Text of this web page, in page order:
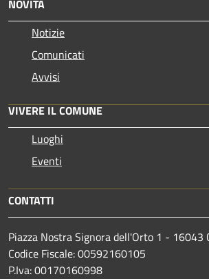
NOVITÀ
Notizie
Comunicati
Avvisi
VIVERE IL COMUNE
Luoghi
Eventi
CONTATTI
Piazza Nostra Signora dell'Orto 1 - 16043
Codice Fiscale: 00592160105
P.Iva: 00170160998